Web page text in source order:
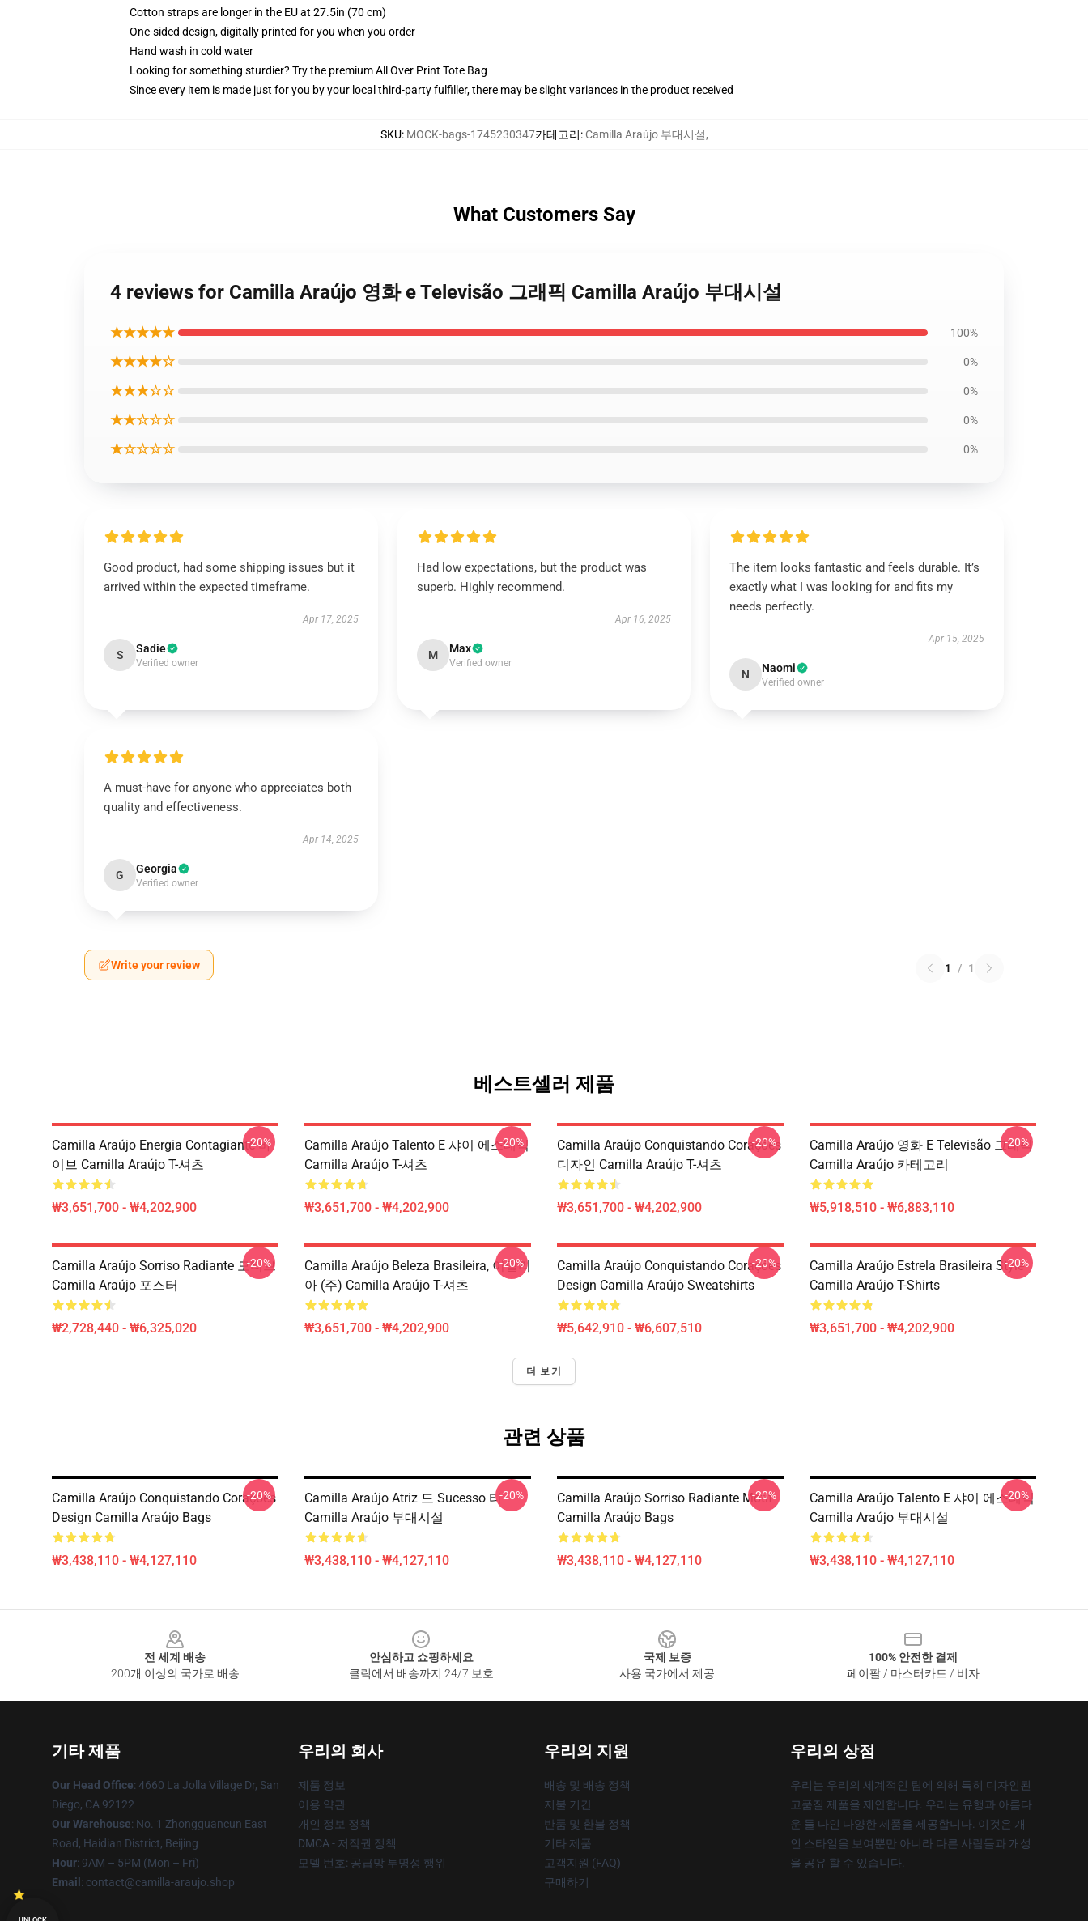
Cotton straps are longer in the EU at 27.5in (70 cm)
One-sided design, digitally printed for you when you order
Hand wash in cold water
Looking for something sturdier? Try the premium All Over Print Tote Bag
Since every item is made just for you by your local third-party fulfiller, there may be slight variances in the product received
SKU: MOCK-bags-1745230347카테고리: Camilla Araújo 부대시설,
What Customers Say
4 reviews for Camilla Araújo 영화 e Televisão 그래픽 Camilla Araújo 부대시설
★★★★★ 100%
★★★★☆ 0%
★★★☆☆ 0%
★★☆☆☆ 0%
★☆☆☆☆ 0%
Good product, had some shipping issues but it
arrived within the expected timeframe.
Apr 17, 2025
S Sadie
Verified owner
Had low expectations, but the product was
superb. Highly recommend.
Apr 16, 2025
M Max
Verified owner
The item looks fantastic and feels durable. It’s
exactly what I was looking for and fits my
needs perfectly.
Apr 15, 2025
N Naomi
Verified owner
A must-have for anyone who appreciates both
quality and effectiveness.
Apr 14, 2025
G Georgia
Verified owner
Write your review 1 / 1
베스트셀러 제품
Camilla Araújo Energia Contagiante 바
이브 Camilla Araújo T-셔츠
₩3,651,700 - ₩4,202,900
-20%
Camilla Araújo Talento E 샤이 에스테틱
Camilla Araújo T-셔츠
₩3,651,700 - ₩4,202,900
-20%
Camilla Araújo Conquistando Corações
디자인 Camilla Araújo T-셔츠
₩3,651,700 - ₩4,202,900
-20%
Camilla Araújo 영화 E Televisão 그래픽
Camilla Araújo 카테고리
₩5,918,510 - ₩6,883,110
-20%
Camilla Araújo Sorriso Radiante 모티브
Camilla Araújo 포스터
₩2,728,440 - ₩6,325,020
-20%
Camilla Araújo Beleza Brasileira, 이탈리
아 (주) Camilla Araújo T-셔츠
₩3,651,700 - ₩4,202,900
-20%
Camilla Araújo Conquistando Corações
Design Camilla Araújo Sweatshirts
₩5,642,910 - ₩6,607,510
-20%
Camilla Araújo Estrela Brasileira Style
Camilla Araújo T-Shirts
₩3,651,700 - ₩4,202,900
-20%
더 보기
관련 상품
Camilla Araújo Conquistando Corações
Design Camilla Araújo Bags
₩3,438,110 - ₩4,127,110
-20%
Camilla Araújo Atriz 드 Sucesso 티
Camilla Araújo 부대시설
₩3,438,110 - ₩4,127,110
-20%
Camilla Araújo Sorriso Radiante Motif
Camilla Araújo Bags
₩3,438,110 - ₩4,127,110
-20%
Camilla Araújo Talento E 샤이 에스테틱
Camilla Araújo 부대시설
₩3,438,110 - ₩4,127,110
-20%
전 세계 배송
200개 이상의 국가로 배송
안심하고 쇼핑하세요
클릭에서 배송까지 24/7 보호
국제 보증
사용 국가에서 제공
100% 안전한 결제
페이팔 / 마스터카드 / 비자
기타 제품
Our Head Office: 4660 La Jolla Village Dr, San
Diego, CA 92122
Our Warehouse: No. 1 Zhongguancun East
Road, Haidian District, Beijing
Hour: 9AM – 5PM (Mon – Fri)
Email : contact@camilla-araujo.shop
우리의 회사
제품 정보
이용 약관
개인 정보 정책
DMCA - 저작권 정책
모델 번호: 공급망 투명성 행위
우리의 지원
배송 및 배송 정책
지불 기간
반품 및 환불 정책
기타 제품
고객지원 (FAQ)
구매하기
우리의 상점
우리는 우리의 세계적인 팀에 의해 특히 디자인된
고품질 제품을 제안합니다. 우리는 유행과 아름다
운 둘 다인 다양한 제품을 제공합니다. 이것은 개
인 스타일을 보여뿐만 아니라 다른 사람들과 개성
을 공유 할 수 있습니다.